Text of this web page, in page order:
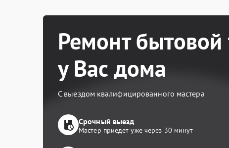
Ремонт бытовой
у Вас дома
С выездом квалифицированного мастера
Срочный выезд
Мастер приедет уже через 30 минут